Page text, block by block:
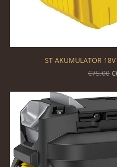
ST AKUMULATOR
€75.00